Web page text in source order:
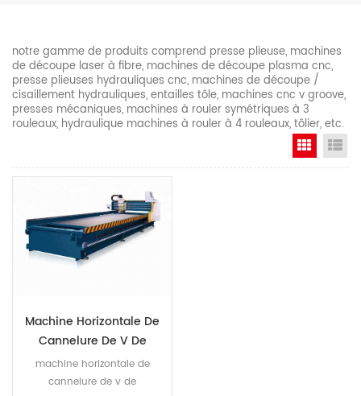
notre gamme de produits comprend presse plieuse, machines
de découpe laser à fibre, machines de découpe plasma cnc,
presse plieuses hydrauliques cnc, machines de découpe /
cisaillement hydrauliques, entailles tôle, machines cnc v groove,
presses mécaniques, machines à rouler symétriques à 3
rouleaux, hydraulique machines à rouler à 4 rouleaux, tôlier, etc.
Grid
Machine Horizontale De
Cannelure De V De
Commande Numérique
Par Ordinateur
machine horizontale de
cannelure de v de